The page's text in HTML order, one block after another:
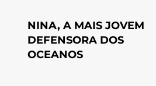
NINA, A MAIS JOVEM
DEFENSORA DOS
OCEANOS